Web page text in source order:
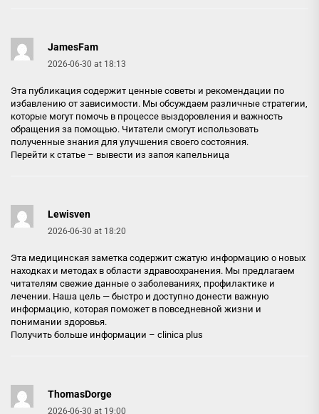
JamesFam
2026-06-30 at 18:13
Эта публикация содержит ценные советы и рекомендации по
избавлению от зависимости. Мы обсуждаем различные стратегии,
которые могут помочь в процессе выздоровления и важность
обращения за помощью. Читатели смогут использовать
полученные знания для улучшения своего состояния.
Перейти к статье – вывести из запоя капельница
Lewisven
2026-06-30 at 18:20
Эта медицинская заметка содержит сжатую информацию о новых
находках и методах в области здравоохранения. Мы предлагаем
читателям свежие данные о заболеваниях, профилактике и
лечении. Наша цель — быстро и доступно донести важную
информацию, которая поможет в повседневной жизни и
понимании здоровья.
Получить больше информации – clinica plus
ThomasDorge
2026-06-30 at 19:00